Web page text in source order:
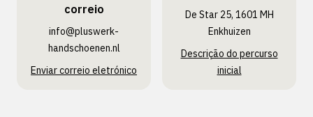
correio
info@pluswerk­
handschoenen.nl
Enviar correio eletrónico
De Star 25, 1601 MH
Enkhuizen
Descrição do percurso
inicial